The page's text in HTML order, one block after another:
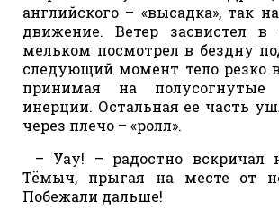
английского – «высадка», так
движение. Ветер засвистел
мельком посмотрел в бездну
следующий момент тело резко
принимая на полусогнутые
инерции. Остальная ее часть
через плечо – «ролл».
– Уау! – радостно вскричал
Тёмыч, прыгая на месте от
Побежали дальше!